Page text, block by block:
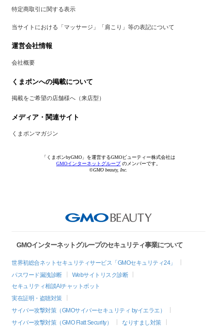
特定商取引に関する表示
当サイトにおける「マッサージ」「肩こり」等の表記について
運営会社情報
会社概要
くまポンへの掲載について
掲載をご希望の店舗様へ（来店型）
メディア・関連サイト
くまポンマガジン
「くまポンbyGMO」を運営するGMOビューティー株式会社は
GMOインターネットグループのメンバーです。
©GMO beauty, Inc.
GMOインターネットグループのセキュリティ事業について
世界初総合ネットセキュリティサービス「GMOセキュリティ24」
パスワード漏洩診断
Webサイトリスク診断
セキュリティ相談AIチャットボット
実在証明・盗聴対策
サイバー攻撃対策（GMOサイバーセキュリティ byイエラエ）
サイバー攻撃対策（GMO Flatt Security）
なりすまし対策